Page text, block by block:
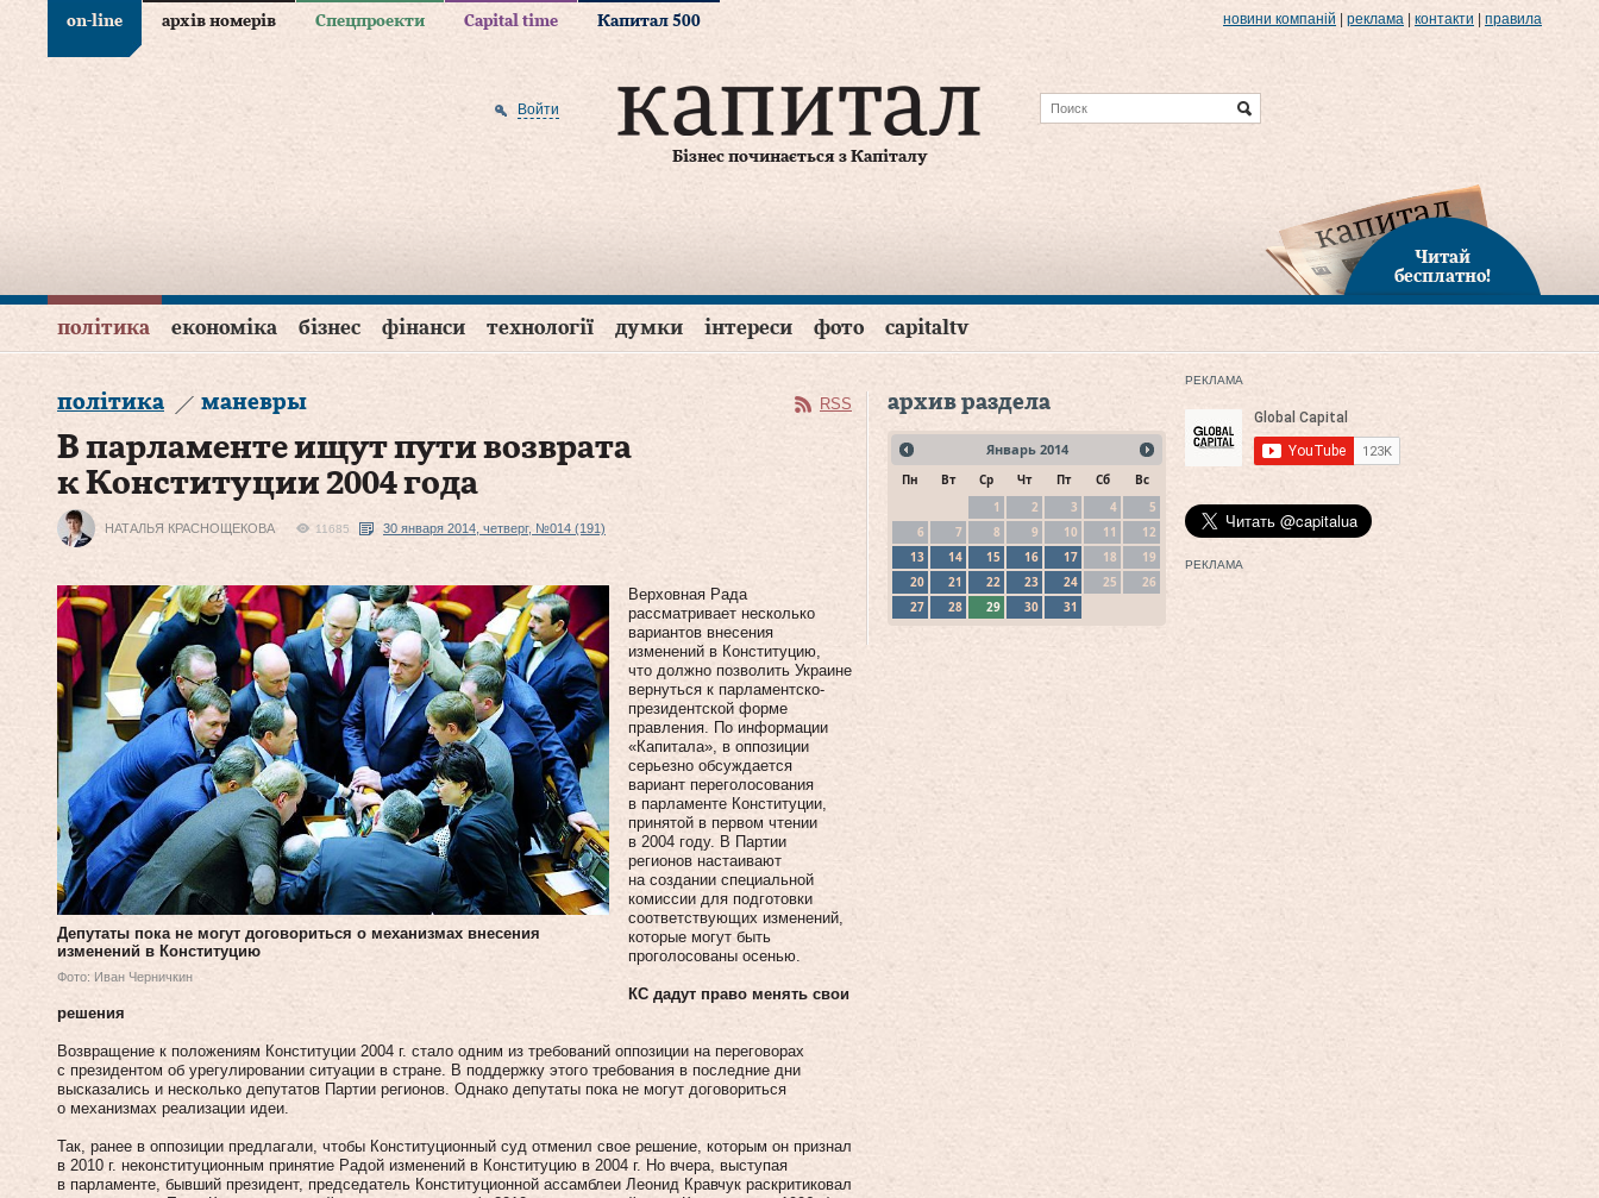
on-line архів номерів Спецпроекти Capital time Капитал 500 новини компаній реклама контакти правила
Бізнес починається з Капіталу
Войти
Читай
бесплатно!
політика економіка бізнес фінанси технології думки інтереси фото capitaltv
політика маневры RSS
В парламенте ищут пути возврата
к Конституции 2004 года
НАТАЛЬЯ КРАСНОЩЕКОВА 11685 30 января 2014, четверг, №014 (191)
Депутаты пока не могут договориться о механизмах внесения
изменений в Конституцию
Фото: Иван Черничкин
Верховная Рада
рассматривает несколько
вариантов внесения
изменений в Конституцию,
что должно позволить Украине
вернуться к парламентско-
президентской форме
правления. По информации
«Капитала», в оппозиции
серьезно обсуждается
вариант переголосования
в парламенте Конституции,
принятой в первом чтении
в 2004 году. В Партии
регионов настаивают
на создании специальной
комиссии для подготовки
соответствующих изменений,
которые могут быть
проголосованы осенью.
КС дадут право менять свои
решения
Возвращение к положениям Конституции 2004 г. стало одним из требований оппозиции на переговорах
с президентом об урегулировании ситуации в стране. В поддержку этого требования в последние дни
высказались и несколько депутатов Партии регионов. Однако депутаты пока не могут договориться
о механизмах реализации идеи.
Так, ранее в оппозиции предлагали, чтобы Конституционный суд отменил свое решение, которым он признал
в 2010 г. неконституционным принятие Радой изменений в Конституцию в 2004 г. Но вчера, выступая
в парламенте, бывший президент, председатель Конституционной ассамблеи Леонид Кравчук раскритиковал
архив раздела
Январь 2014
Пн Вт Ср Чт Пт Сб
Вс
1
2 3 4
5
6
7 8 9 10 11
12
13
14 15 16 17 18
19
20
21 22 23 24 25
26
27
28 29 30 31
РЕКЛАМА
РЕКЛАМА